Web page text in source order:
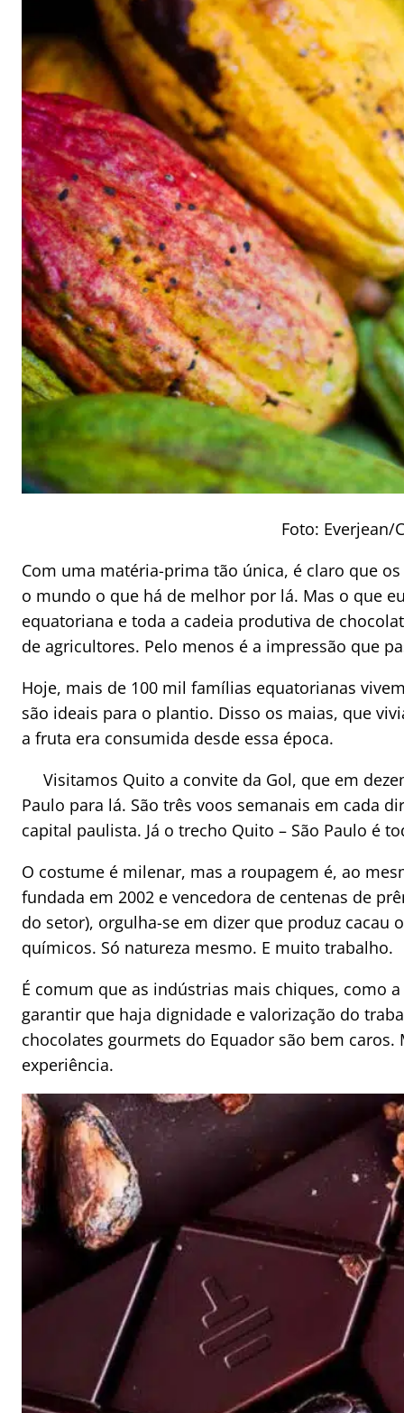
Foto: Everjean/
Com uma matéria-prima tão única, é claro que
o mundo o que há de melhor por lá. Mas o que
equatoriana e toda a cadeia produtiva de
de agricultores. Pelo menos é a impressão que
Hoje, mais de 100 mil famílias equatorianas
são ideais para o plantio. Disso os maias, que
a fruta era consumida desde essa época.
Visitamos Quito a convite da Gol, que em
Paulo para lá. São três voos semanais em cada
capital paulista. Já o trecho Quito – São Paulo é
O costume é milenar, mas a roupagem é, ao
fundada em 2002 e vencedora de centenas de
do setor), orgulha-se em dizer que produz
químicos. Só natureza mesmo. E muito trabalho.
É comum que as indústrias mais chiques, como
garantir que haja dignidade e valorização do
chocolates gourmets do Equador são bem
experiência.